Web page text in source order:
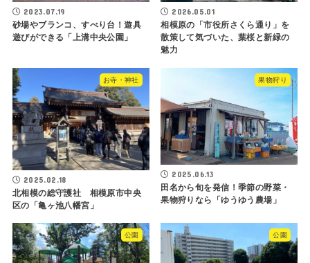
2023.07.19
砂場やブランコ、すべり台！遊具
遊びができる「上溝中央公園」
2026.05.01
相模原の「市役所さくら通り」を
散策して気づいた、葉桜と新緑の
魅力
お寺・神社
2025.02.18
北相模の総守護社 相模原市中央
区の「亀ヶ池八幡宮」
果物狩り
2025.06.13
田名から旬を発信！季節の野菜・
果物狩りなら「ゆうゆう農場」
公園 公園